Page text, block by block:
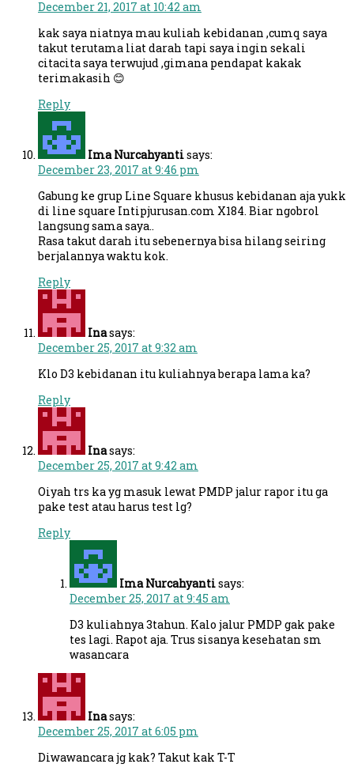
December 21, 2017 at 10:42 am
kak saya niatnya mau kuliah kebidanan ,cumq saya
takut terutama liat darah tapi saya ingin sekali
citacita saya terwujud ,gimana pendapat kakak
terimakasih 😊
Reply
Ima Nurcahyantisays:
December 23, 2017 at 9:46 pm
Gabung ke grup Line Square khusus kebidanan aja yukk
di line square Intipjurusan.com X184. Biar ngobrol
langsung sama saya..
Rasa takut darah itu sebenernya bisa hilang seiring
berjalannya waktu kok.
Reply
Inasays:
December 25, 2017 at 9:32 am
Klo D3 kebidanan itu kuliahnya berapa lama ka?
Reply
Inasays:
December 25, 2017 at 9:42 am
Oiyah trs ka yg masuk lewat PMDP jalur rapor itu ga
pake test atau harus test lg?
Reply
Ima Nurcahyantisays:
December 25, 2017 at 9:45 am
D3 kuliahnya 3tahun. Kalo jalur PMDP gak pake
tes lagi. Rapot aja. Trus sisanya kesehatan sm
wasancara
Inasays:
December 25, 2017 at 6:05 pm
Diwawancara jg kak? Takut kak T-T